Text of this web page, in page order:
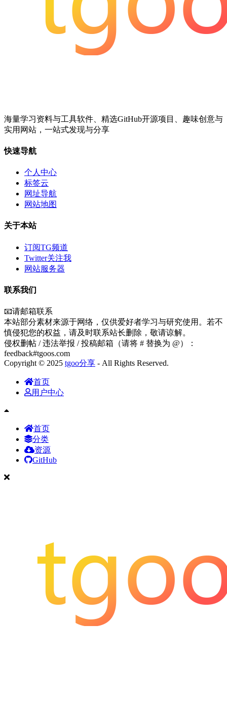
海量学习资料与工具软件、精选GitHub开源项目、趣味创意与
实用网站，一站式发现与分享
快速导航
个人中心
标签云
网址导航
网站地图
关于本站
订阅TG频道
Twitter关注我
网站服务器
联系我们
📧请邮箱联系
本站部分素材来源于网络，仅供爱好者学习与研究使用。若不
慎侵犯您的权益，请及时联系站长删除，敬请谅解。
侵权删帖 / 违法举报 / 投稿邮箱（请将 # 替换为 @）：
feedback#tgoos.com
Copyright © 2025 tgoo分享 - All Rights Reserved.
首页
用户中心
首页
分类
资源
GitHub